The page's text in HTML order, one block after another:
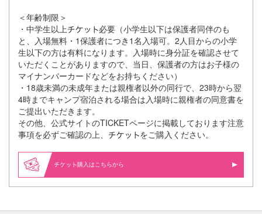
＜年齢制限＞
・中学⽣以上
必要（⼩学⽣以下は保護者同伴のも
と、⼊場無料・1保護者につき1名⼊場可。2⼈⽬からの⼩学
⽣以下の⽅は有料になります。⼊場時に⾝分証を確認させて
いただくことがありますので、当⽇、保護者の⽅はお⼦様の
マイナンバーカードなどをお持ちください）
・18歳未満の未成年または親権者以外の同⾏で、23時から翌
4時までキャンプ宿泊される場合は⼊場時に親権者の同意書を
ご提出いただきます。
その他、公式サイトのTICKETページに掲載しております注意
事項を必ずご確認の上、
をご購⼊ください。
購入はこちらから